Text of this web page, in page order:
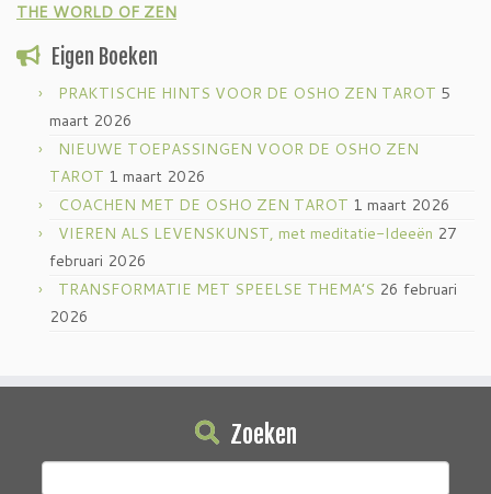
THE WORLD OF ZEN
Eigen Boeken
PRAKTISCHE HINTS VOOR DE OSHO ZEN TAROT 5
maart 2026
NIEUWE TOEPASSINGEN VOOR DE OSHO ZEN
TAROT 1 maart 2026
COACHEN MET DE OSHO ZEN TAROT 1 maart 2026
VIEREN ALS LEVENSKUNST, met meditatie-Ideeën 27
februari 2026
TRANSFORMATIE MET SPEELSE THEMA’S 26 februari
2026
Zoeken